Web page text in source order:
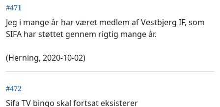
#471
Jeg i mange år har været medlem af Vestbjerg IF, som
SIFA har støttet gennem rigtig mange år.
(Herning, 2020-10-02)
#472
Sifa TV bingo skal fortsat eksisterer